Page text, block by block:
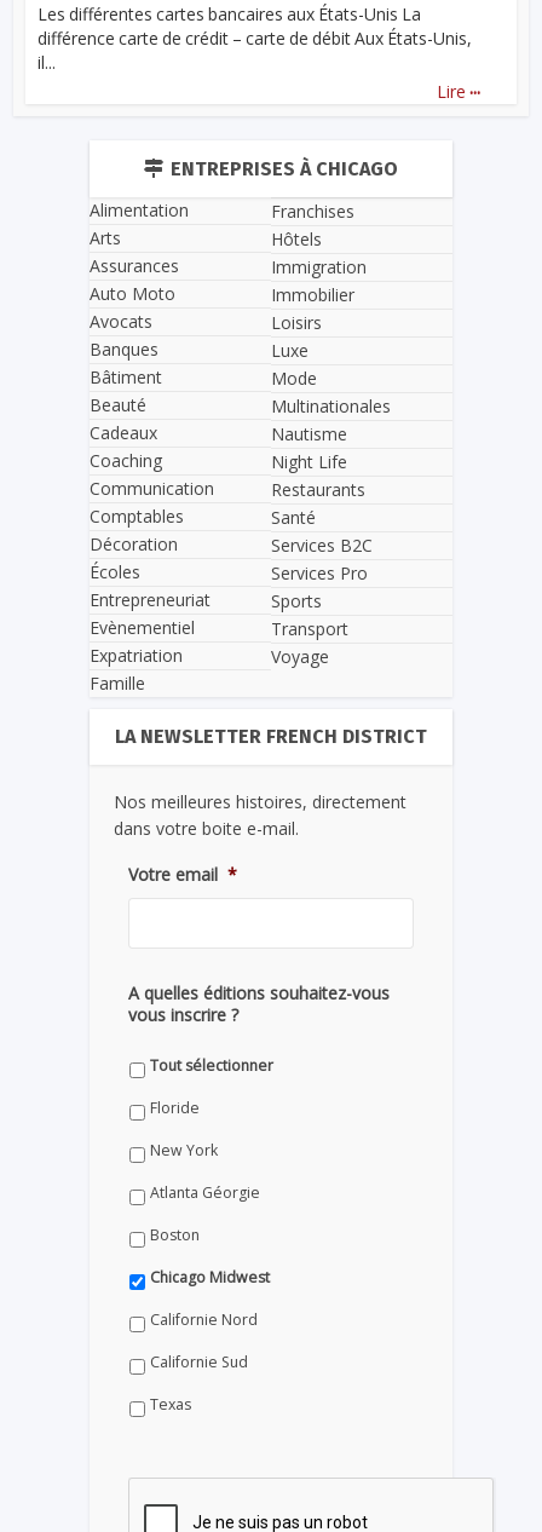
Les différentes cartes bancaires aux États-Unis La
différence carte de crédit – carte de débit Aux États-Unis,
il...
Lire ...
ENTREPRISES À CHICAGO
Alimentation
Arts
Assurances
Auto Moto
Avocats
Banques
Bâtiment
Beauté
Cadeaux
Coaching
Communication
Comptables
Décoration
Écoles
Entrepreneuriat
Evènementiel
Expatriation
Famille
Franchises
Hôtels
Immigration
Immobilier
Loisirs
Luxe
Mode
Multinationales
Nautisme
Night Life
Restaurants
Santé
Services B2C
Services Pro
Sports
Transport
Voyage
LA NEWSLETTER FRENCH DISTRICT
Nos meilleures histoires, directement
dans votre boite e-mail.
Votre email *
A quelles éditions souhaitez-vous
vous inscrire ?
Tout sélectionner
Floride
New York
Atlanta Géorgie
Boston
Chicago Midwest
Californie Nord
Californie Sud
Texas